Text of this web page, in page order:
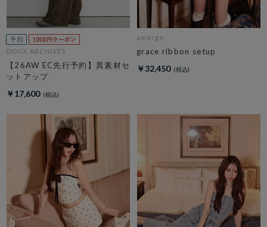
DOUX ARCHIVES
【26AW EC先行予約】異素材セ
ットアップ
￥17,600
amerge.
grace ribbon setup
￥32,450